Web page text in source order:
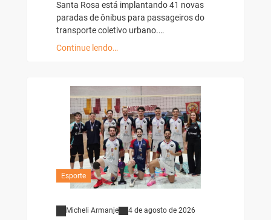
Santa Rosa está implantando 41 novas
paradas de ônibus para passageiros do
transporte coletivo urbano.…
Continue lendo…
Esporte
Micheli Armanje 4 de agosto de 2026